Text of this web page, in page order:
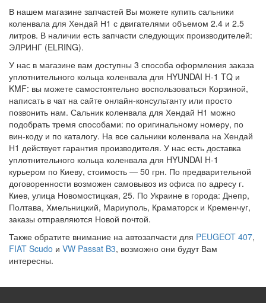
В нашем магазине запчастей Вы можете купить сальники
коленвала для Хендай Н1 с двигателями объемом 2.4 и 2.5
литров. В наличии есть запчасти следующих производителей:
ЭЛРИНГ (ELRING).
У нас в магазине вам доступны 3 способа оформления заказа
уплотнительного кольца коленвала для HYUNDAI H-1 TQ и
KMF: вы можете самостоятельно воспользоваться Корзиной,
написать в чат на сайте онлайн-консультанту или просто
позвонить нам. Сальник коленвала для Хендай Н1 можно
подобрать тремя способами: по оригинальному номеру, по
вин-коду и по каталогу. На все сальники коленвала на Хендай
Н1 действует гарантия производителя. У нас есть доставка
уплотнительного кольца коленвала для HYUNDAI H-1
курьером по Киеву, стоимость — 50 грн. По предварительной
договоренности возможен самовывоз из офиса по адресу г.
Киев, улица Новомостицкая, 25. По Украине в города: Днепр,
Полтава, Хмельницкий, Мариуполь, Краматорск и Кременчуг,
заказы отправляются Новой почтой.
Также обратите внимание на автозапчасти для PEUGEOT 407,
FIAT Scudo и VW Passat B3, возможно они будут Вам
интересны.